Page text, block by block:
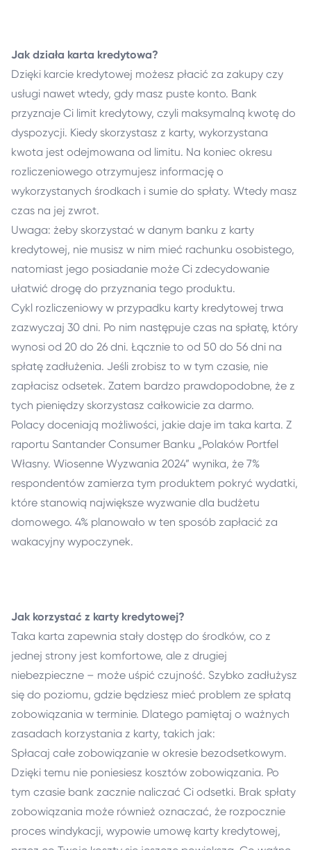
Jak działa karta kredytowa?
Dzięki karcie kredytowej możesz płacić za zakupy czy
usługi nawet wtedy, gdy masz puste konto. Bank
przyznaje Ci limit kredytowy, czyli maksymalną kwotę do
dyspozycji. Kiedy skorzystasz z karty, wykorzystana
kwota jest odejmowana od limitu. Na koniec okresu
rozliczeniowego otrzymujesz informację o
wykorzystanych środkach i sumie do spłaty. Wtedy masz
czas na jej zwrot.
Uwaga: żeby skorzystać w danym banku z karty
kredytowej, nie musisz w nim mieć rachunku osobistego,
natomiast jego posiadanie może Ci zdecydowanie
ułatwić drogę do przyznania tego produktu.
Cykl rozliczeniowy w przypadku karty kredytowej trwa
zazwyczaj 30 dni. Po nim następuje czas na spłatę, który
wynosi od 20 do 26 dni. Łącznie to od 50 do 56 dni na
spłatę zadłużenia. Jeśli zrobisz to w tym czasie, nie
zapłacisz odsetek. Zatem bardzo prawdopodobne, że z
tych pieniędzy skorzystasz całkowicie za darmo.
Polacy doceniają możliwości, jakie daje im taka karta. Z
raportu Santander Consumer Banku „Polaków Portfel
Własny. Wiosenne Wyzwania 2024” wynika, że 7%
respondentów zamierza tym produktem pokryć wydatki,
które stanowią największe wyzwanie dla budżetu
domowego. 4% planowało w ten sposób zapłacić za
wakacyjny wypoczynek.
Jak korzystać z karty kredytowej?
Taka karta zapewnia stały dostęp do środków, co z
jednej strony jest komfortowe, ale z drugiej
niebezpieczne – może uśpić czujność. Szybko zadłużysz
się do poziomu, gdzie będziesz mieć problem ze spłatą
zobowiązania w terminie. Dlatego pamiętaj o ważnych
zasadach korzystania z karty, takich jak:
Spłacaj całe zobowiązanie w okresie bezodsetkowym.
Dzięki temu nie poniesiesz kosztów zobowiązania. Po
tym czasie bank zacznie naliczać Ci odsetki. Brak spłaty
zobowiązania może również oznaczać, że rozpocznie
proces windykacji, wypowie umowę karty kredytowej,